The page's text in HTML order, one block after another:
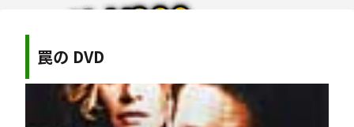
罠の DVD